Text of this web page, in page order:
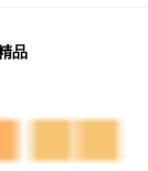
品